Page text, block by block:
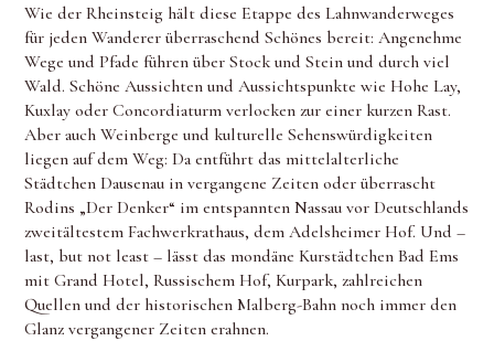
Wie der Rheinsteig hält diese Etappe des Lahnwanderweges
für jeden Wanderer überraschend Schönes bereit: Angenehme
Wege und Pfade führen über Stock und Stein und durch viel
Wald. Schöne Aussichten und Aussichtspunkte wie Hohe Lay,
Kuxlay oder Concordiaturm verlocken zur einer kurzen Rast.
Aber auch Weinberge und kulturelle Sehenswürdigkeiten
liegen auf dem Weg: Da entführt das mittelalterliche
Städtchen Dausenau in vergangene Zeiten oder überrascht
Rodins „Der Denker“ im entspannten Nassau vor Deutschlands
zweitältestem Fachwerkrathaus, dem Adelsheimer Hof. Und –
last, but not least – lässt das mondäne Kurstädtchen Bad Ems
mit Grand Hotel, Russischem Hof, Kurpark, zahlreichen
Quellen und der historischen Malberg-Bahn noch immer den
Glanz vergangener Zeiten erahnen.